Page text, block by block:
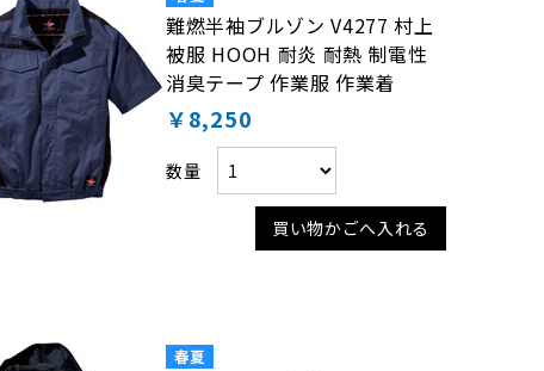
難燃半袖ブルゾン V4277 村上
被服 HOOH 耐炎 耐熱 制電性
消臭テープ 作業服 作業着
￥8,250
数量
買い物かごへ入れる